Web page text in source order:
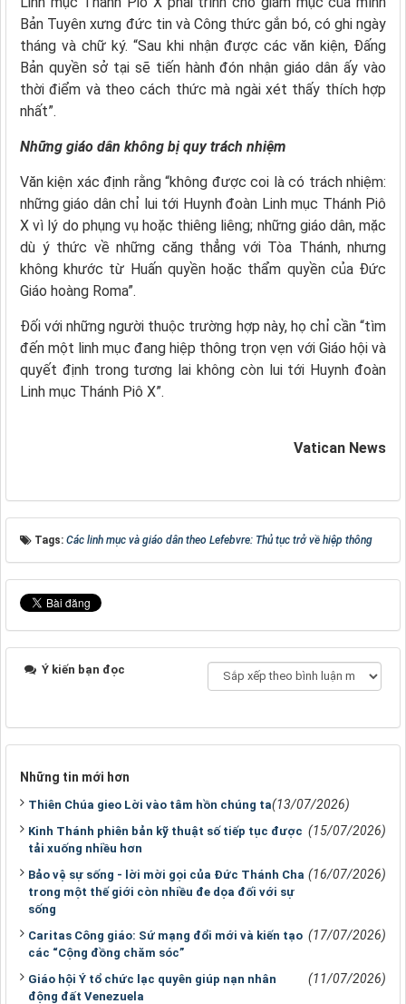
Bản Tuyên xưng đức tin và Công thức gắn bó, có ghi ngày
tháng và chữ ký. “Sau khi nhận được các văn kiện, Đấng
Bản quyền sở tại sẽ tiến hành đón nhận giáo dân ấy vào
thời điểm và theo cách thức mà ngài xét thấy thích hợp
nhất”.
Những giáo dân không bị quy trách nhiệm
Văn kiện xác định rằng “không được coi là có trách nhiệm:
những giáo dân chỉ lui tới Huynh đoàn Linh mục Thánh Piô
X vì lý do phụng vụ hoặc thiêng liêng; những giáo dân, mặc
dù ý thức về những căng thẳng với Tòa Thánh, nhưng
không khước từ Huấn quyền hoặc thẩm quyền của Đức
Giáo hoàng Roma”.
Đối với những người thuộc trường hợp này, họ chỉ cần “tìm
đến một linh mục đang hiệp thông trọn vẹn với Giáo hội và
quyết định trong tương lai không còn lui tới Huynh đoàn
Linh mục Thánh Piô X”.
Vatican News
Tags: Các linh mục và giáo dân theo Lefebvre: Thủ tục trở về hiệp thông
Ý kiến bạn đọc
Những tin mới hơn
Thiên Chúa gieo Lời vào tâm hồn chúng ta(13/07/2026)
Kinh Thánh phiên bản kỹ thuật số tiếp tục được
tải xuống nhiều hơn
(15/07/2026)
Bảo vệ sự sống - lời mời gọi của Đức Thánh Cha
trong một thế giới còn nhiều đe dọa đối với sự
sống
(16/07/2026)
Caritas Công giáo: Sứ mạng đổi mới và kiến tạo
các “Cộng đồng chăm sóc”
(17/07/2026)
Giáo hội Ý tổ chức lạc quyên giúp nạn nhân
động đất Venezuela
(11/07/2026)